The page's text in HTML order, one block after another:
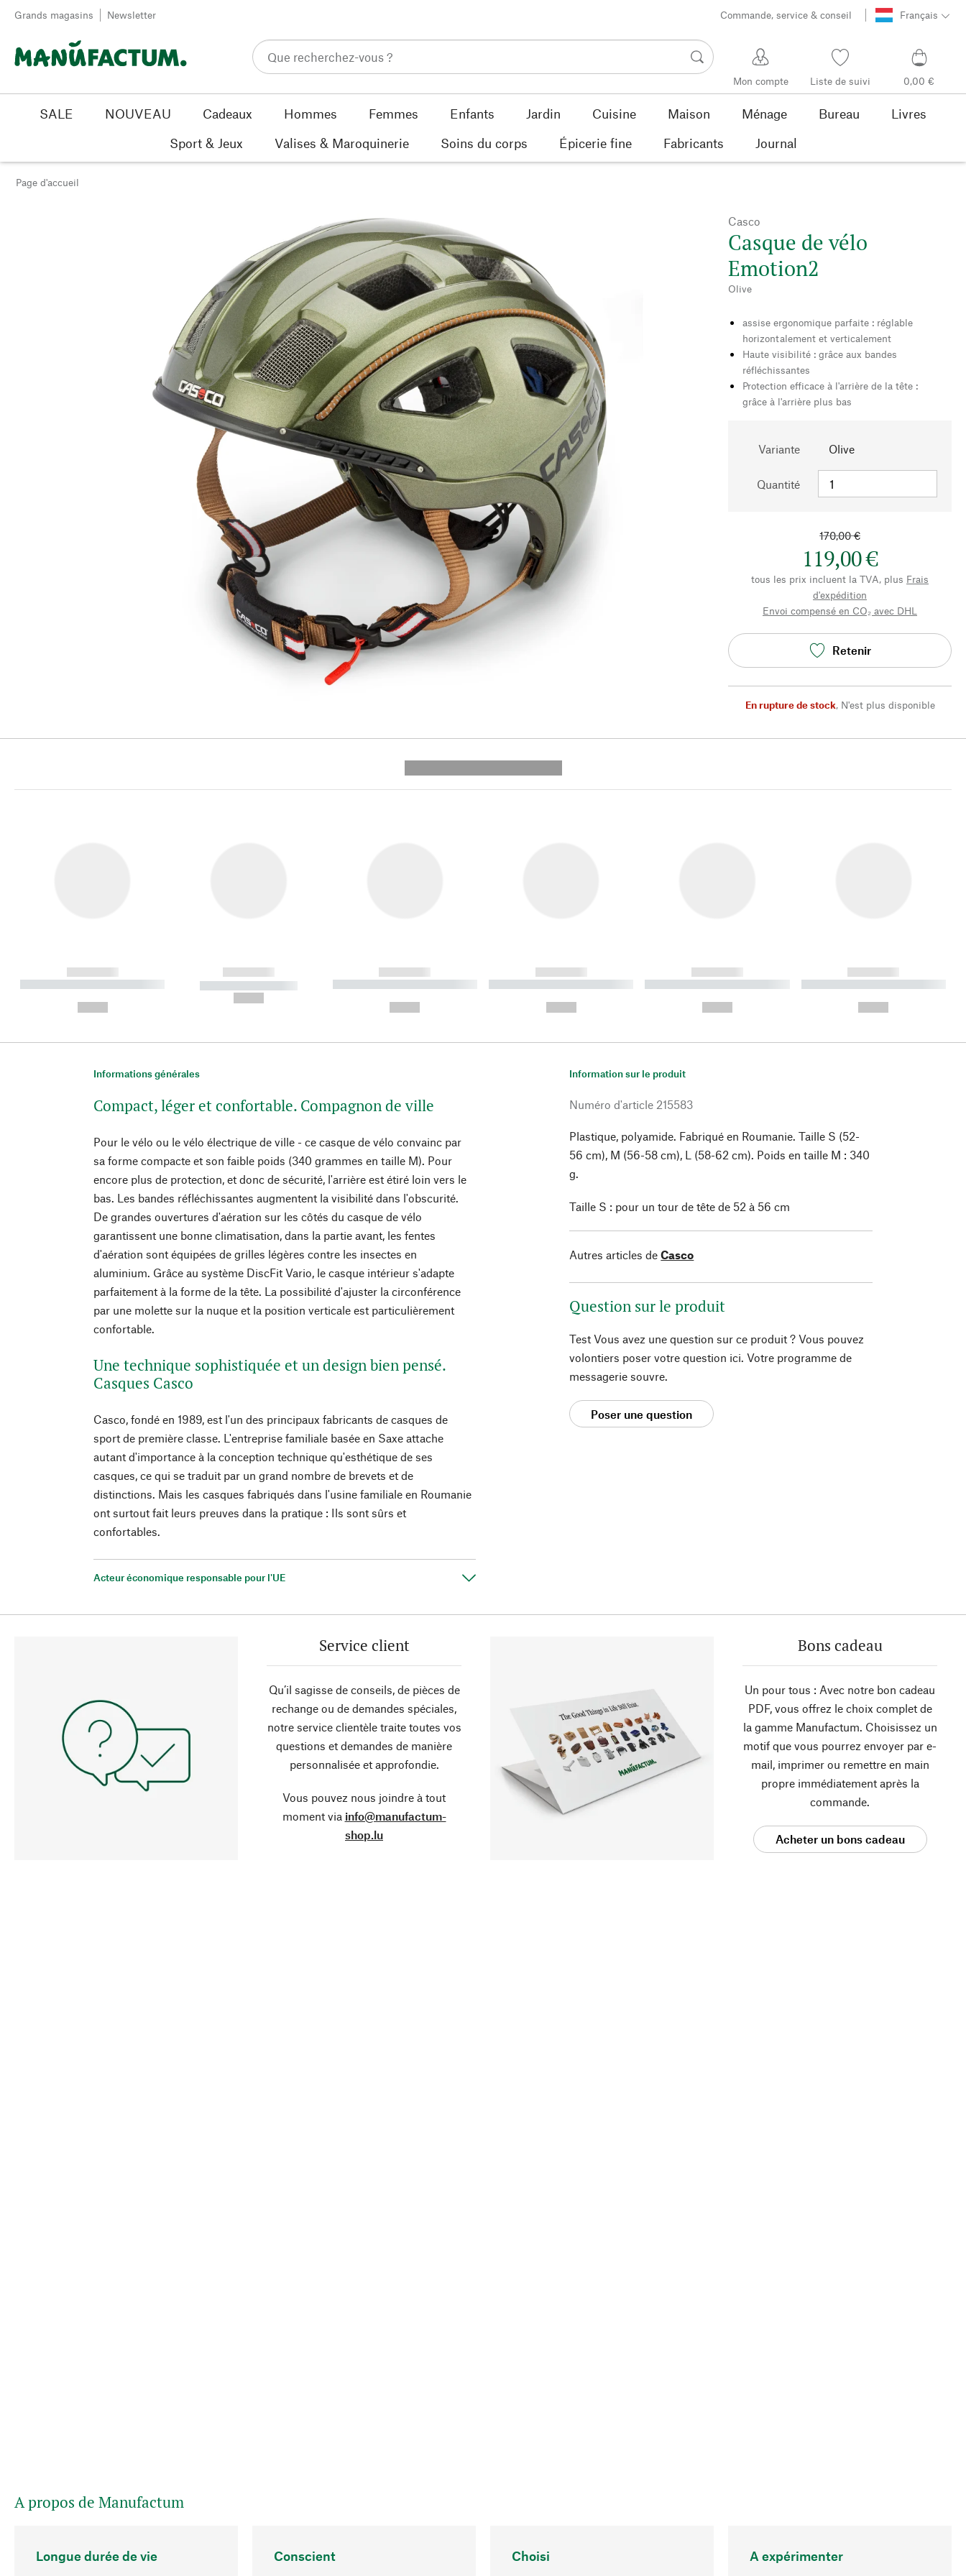
Passer au contenu
Grands magasins Newsletter Commande, service & conseil Français
Mon compte Liste de suivi 0,00 €
SALE NOUVEAU Cadeaux Hommes Femmes Enfants Jardin Cuisine Maison Ménage Bureau
Livres
Sport & Jeux
Valises & Maroquinerie Soins du corps Épicerie fine Fabricants Journal
Page d'accueil
Casco
Casque de vélo
Emotion2
Olive
assise ergonomique parfaite : réglable
horizontalement et verticalement
Haute visibilité : grâce aux bandes
réfléchissantes
Protection efficace à l'arrière de la tête :
grâce à l'arrière plus bas
Variante Olive
Quantité
170,00 €
119,00 €
tous les prix incluent la TVA, plus Frais
d'expédition
Envoi compensé en CO₂ avec DHL
Retenir
En rupture de stock, N'est plus disponible
------------
----------- ----------- ----------
------------
----------- -----------
------------
----------- ----------- ----------
------------
----------- ----------- ----------
------------
----------- ----------- ----------
------------
----------- ----------- ----------
Informations générales
Compact, léger et confortable. Compagnon de ville
Pour le vélo ou le vélo électrique de ville - ce casque de vélo convainc par
sa forme compacte et son faible poids (340 grammes en taille M). Pour
encore plus de protection, et donc de sécurité, l'arrière est étiré loin vers le
bas. Les bandes réfléchissantes augmentent la visibilité dans l'obscurité.
De grandes ouvertures d'aération sur les côtés du casque de vélo
garantissent une bonne climatisation, dans la partie avant, les fentes
d'aération sont équipées de grilles légères contre les insectes en
aluminium. Grâce au système DiscFit Vario, le casque intérieur s'adapte
parfaitement à la forme de la tête. La possibilité d'ajuster la circonférence
par une molette sur la nuque et la position verticale est particulièrement
confortable.
Une technique sophistiquée et un design bien pensé.
Casques Casco
Casco, fondé en 1989, est l'un des principaux fabricants de casques de
sport de première classe. L'entreprise familiale basée en Saxe attache
autant d'importance à la conception technique qu'esthétique de ses
casques, ce qui se traduit par un grand nombre de brevets et de
distinctions. Mais les casques fabriqués dans l'usine familiale en Roumanie
ont surtout fait leurs preuves dans la pratique : Ils sont sûrs et
confortables.
Acteur économique responsable pour l'UE
Information sur le produit
Numéro d'article 215583
Plastique, polyamide. Fabriqué en Roumanie. Taille S (52-
56 cm), M (56-58 cm), L (58-62 cm). Poids en taille M : 340
g.
Taille S : pour un tour de tête de 52 à 56 cm
Autres articles de Casco
Question sur le produit
Test Vous avez une question sur ce produit ? Vous pouvez
volontiers poser votre question ici. Votre programme de
messagerie souvre.
Poser une question
Service client
Qu’il sagisse de conseils, de pièces de
rechange ou de demandes spéciales,
notre service clientèle traite toutes vos
questions et demandes de manière
personnalisée et approfondie.
Vous pouvez nous joindre à tout
moment via info@manufactum-
shop.lu
Bons cadeau
Un pour tous : Avec notre bon cadeau
PDF, vous offrez le choix complet de
la gamme Manufactum. Choisissez un
motif que vous pourrez envoyer par e-
mail, imprimer ou remettre en main
propre immédiatement après la
commande.
Acheter un bons cadeau
A propos de Manufactum
Longue durée de vie Conscient Choisi A expérimenter